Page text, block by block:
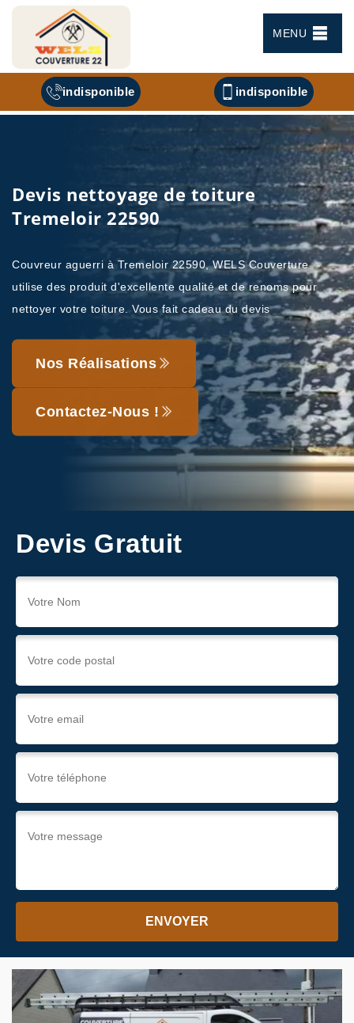
MENU
indisponible indisponible
Devis nettoyage de toiture
Tremeloir 22590
Couvreur aguerri à Tremeloir 22590, WELS Couverture
utilise des produit d'excellente qualité et de renoms pour
nettoyer votre toiture. Vous fait cadeau du devis
Nos Réalisations
Contactez-Nous !
Devis Gratuit